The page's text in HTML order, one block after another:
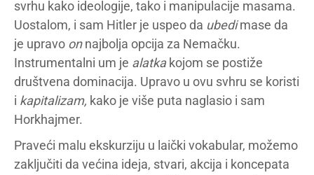
svrhu kako ideologije, tako i manipulacije masama.
Uostalom, i sam Hitler je uspeo da ubedimase da
je upravo onnajbolja opcija za Nemačku.
Instrumentalni um je alatka kojom se postiže
društvena dominacija. Upravo u ovu svhru se koristi
i kapitalizam, kako je više puta naglasio i sam
Horkhajmer.
Praveći malu ekskurziju u laički vokabular, možemo
zaključiti da većina ideja, stvari, akcija i koncepata